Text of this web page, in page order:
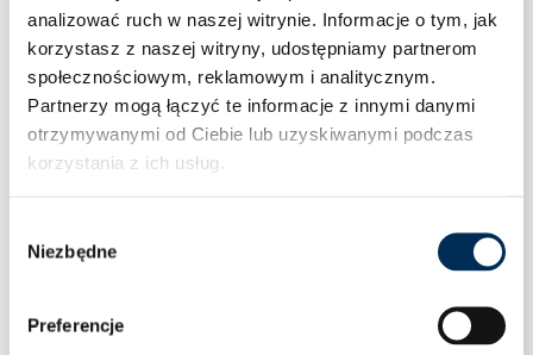
analizować ruch w naszej witrynie. Informacje o tym, jak
korzystasz z naszej witryny, udostępniamy partnerom
społecznościowym, reklamowym i analitycznym.
Partnerzy mogą łączyć te informacje z innymi danymi
otrzymywanymi od Ciebie lub uzyskiwanymi podczas
korzystania z ich usług.
zgody
Niezbędne
Preferencje
Magazyn energii FoxESS Energy Cube CS4800